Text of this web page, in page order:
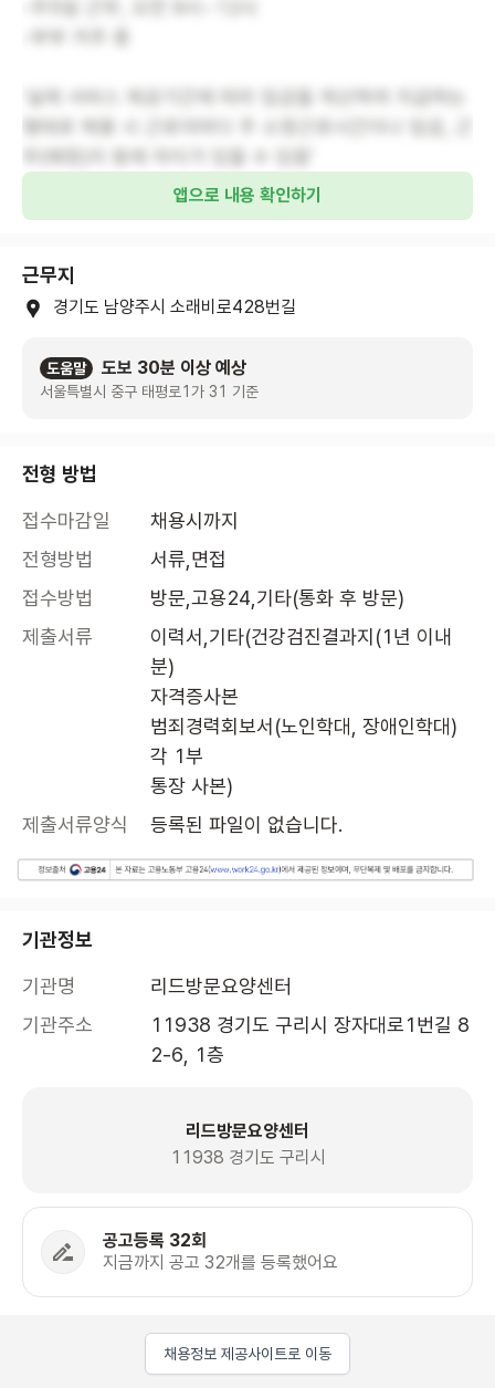
앱으로 내용 확인하기
근무지
경기도 남양주시 소래비로428번길
도움말 도보 30분 이상 예상
서울특별시 중구 태평로1가 31 기준
전형 방법
접수마감일
채용시까지
전형방법
서류,면접
접수방법
방문,고용24,기타(통화 후 방문)
제출서류
이력서,기타(건강검진결과지(1년 이내
분)
자격증사본
범죄경력회보서(노인학대, 장애인학대)
각 1부
통장 사본)
제출서류양식
등록된 파일이 없습니다.
기관정보
기관명
리드방문요양센터
기관주소
11938 경기도 구리시 장자대로1번길 8
2-6, 1층
리드방문요양센터
11938 경기도 구리시
공고등록 32회
지금까지 공고 32개를 등록했어요
채용정보 제공사이트로 이동